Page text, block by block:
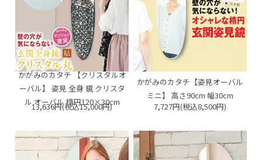
かがみのカタチ 【クリスタルオ
ーバル】 姿見 全身 鏡 クリスタ
ル オーバル 楕円120×30cm
13,636円(税込15,000円)
かがみのカタチ【姿見オーバル
ミニ】 高さ90cm 幅30cm
7,727円(税込8,500円)